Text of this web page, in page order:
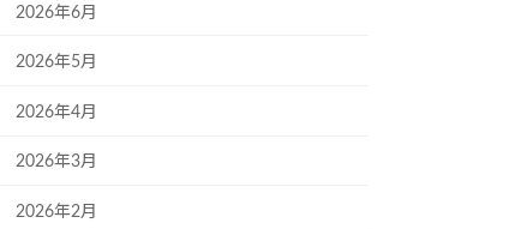
2026年6月
2026年5月
2026年4月
2026年3月
2026年2月